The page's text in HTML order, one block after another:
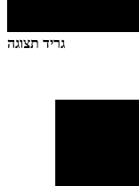
גריד תצוגה